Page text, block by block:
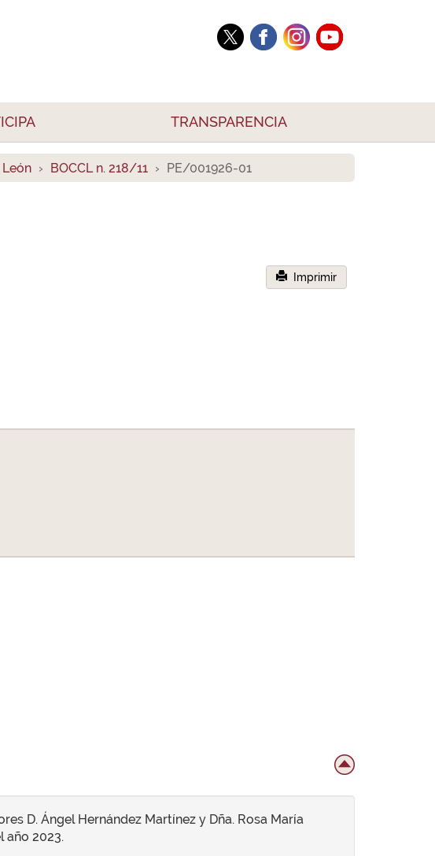
TRANSPARENCIA
BOCCL n. 218/11 PE/001926-01
Imprimir
D. Ángel Hernández Martínez y Dña. Rosa María
año 2023.